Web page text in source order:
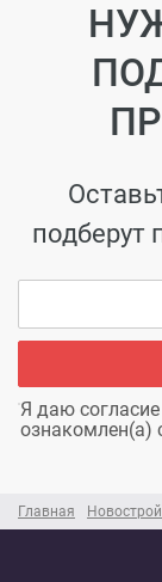
Главная
Я даю
ознакомлен(а)